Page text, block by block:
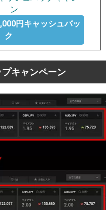
ン
円キャッシュバッ
ク
キャンペーン